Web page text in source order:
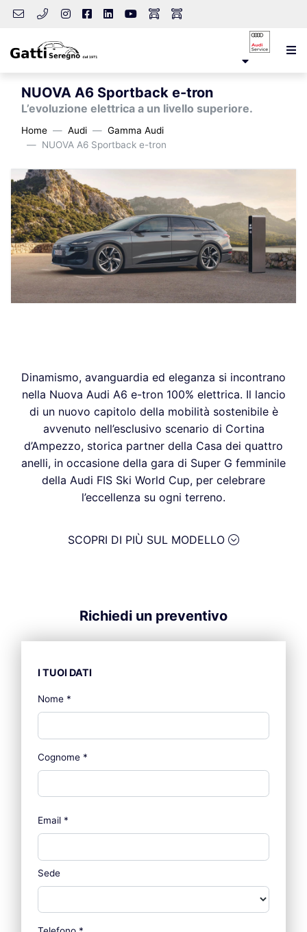
NUOVA A6 Sportback e-tron
L’evoluzione elettrica a un livello superiore.
Home Audi
Gamma Audi
NUOVA A6 Sportback e-tron
Dinamismo, avanguardia ed eleganza si incontrano
nella Nuova Audi A6 e-tron 100% elettrica. Il lancio
di un nuovo capitolo della mobilità sostenibile è
avvenuto nell’esclusivo scenario di Cortina
d’Ampezzo, storica partner della Casa dei quattro
anelli, in occasione della gara di Super G femminile
della Audi FIS Ski World Cup, per celebrare
l’eccellenza su ogni terreno.
SCOPRI DI PIÙ SUL MODELLO
Richiedi un preventivo
I TUOI DATI
Nome *
Cognome *
Email *
Sede